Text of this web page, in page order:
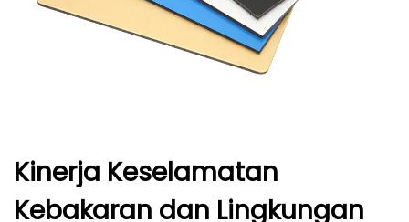
Kinerja Keselamatan
Kebakaran dan Lingkungan